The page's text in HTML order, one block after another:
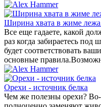
Ширина хвата в жиме
Все еще гадаете, какой
раз когда забираетесь
будет соответствовать
основные
Орехи - источник белка
Чем же полезны орехи?